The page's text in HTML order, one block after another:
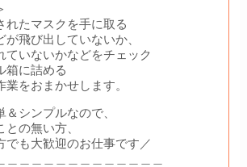
れたマスクを手に取る
が飛び出していないか、
ないかなどをチェック
箱に詰める
をおまかせします。
シンプルなので、
の無い方、
でも大歓迎のお仕事です／